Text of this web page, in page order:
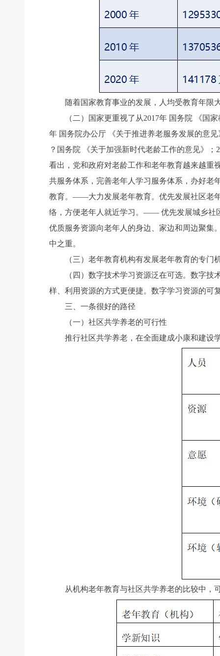
随着国家教育事业的发展，人均受教育年限大
（二）国家更重视了从2017年 国务院 《国家
年 国务院办公厅 《关于推进养老服务发展的意
？国务院 《关于加强新时代老龄工作的意见》
看出，党和政府对老龄工作和老年教育越来越
共服务体系，完善老年人学习服务体系，办好
教育。——大力发展老年教育。优先发展社区老
络，方便老年人就近学习。—— 优先发展城乡社
优质服务资源向老年人的身边、家边和周边聚
中之重。
（三）老年教育机构有发展老年教育的专门机
（四）数字技术学习资源泛在可选。数字技术
样、利用资源的方式更便捷。数字学习资源的可
三、一条很好的路径
（一）社区共学养老的可行性
推行社区共学养老，在全面建成小康和建设
从机构老年教育与社区共学养老的比较中，